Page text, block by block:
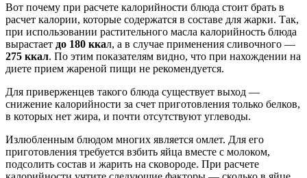
Вот почему при расчете калорийности блюда стоит брать в
расчет калории, которые содержатся в составе для жарки. Так,
при использовании растительного масла калорийность блюда
вырастает до 180 ккал, а в случае применения сливочного —
275 ккал. По этим показателям видно, что при нахождении на
диете прием жареной пищи не рекомендуется.
Для приверженцев такого блюда существует выход —
снижение калорийности за счет приготовления только белков,
в которых нет жира, и почти отсутствуют углеводы.
Излюбленным блюдом многих является омлет. Для его
приготовления требуется взбить яйца вместе с молоком,
подсолить состав и жарить на сковороде. При расчете